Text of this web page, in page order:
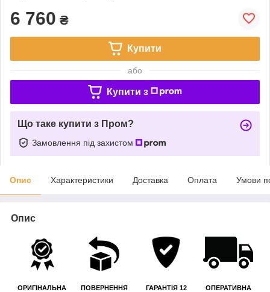
6 760 ₴
Купити
або
Купити з
Що таке купити з Пром?
Замовлення під захистом
Опис Характеристики Доставка Оплата Умови
Опис
ОРИГІНАЛЬНА
ПОВЕРНЕННЯ
ГАРАНТІЯ 12
ОПЕРАТИВНА